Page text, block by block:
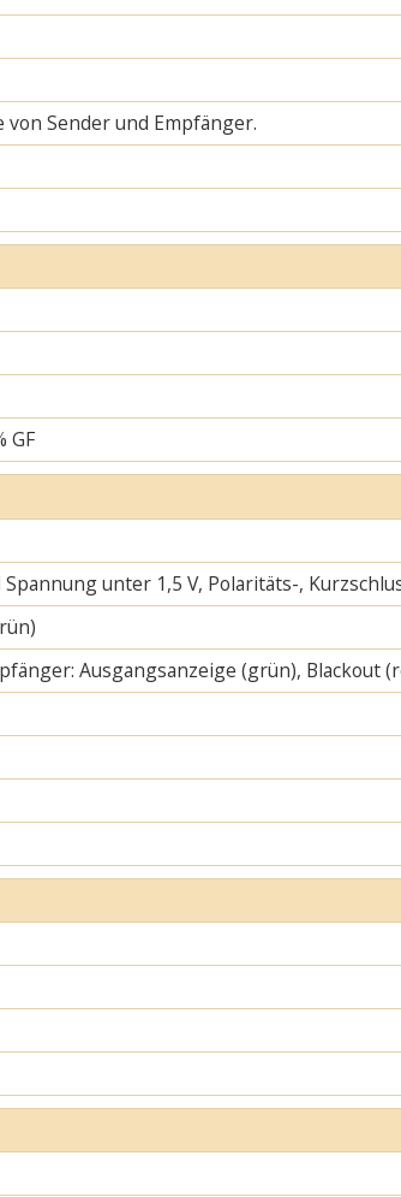
von Sender und Empfänger.
GF
unter 1,5 V, Polaritäts-,
Ausgangsanzeige (grün), Blackout